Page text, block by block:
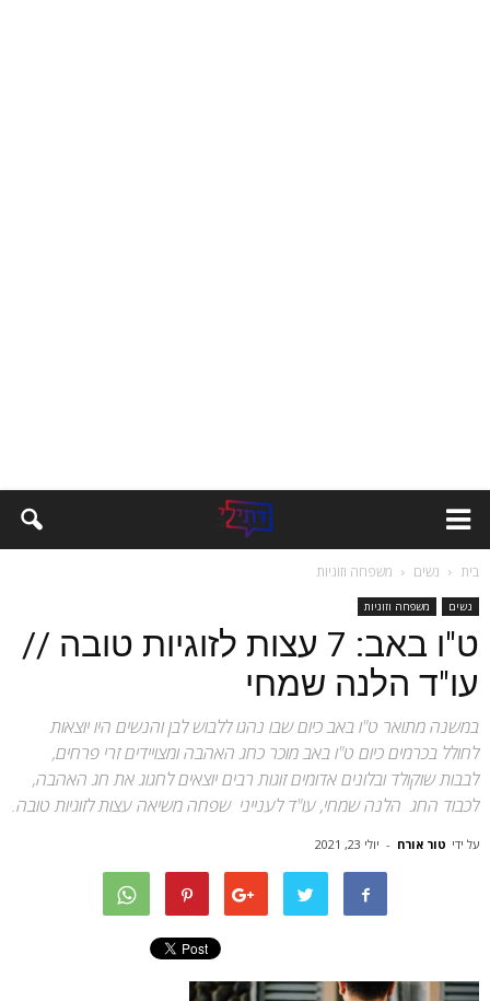
בית נשים משפחה וזוגיות
נשים משפחה וזוגיות
ט"ו באב: 7 עצות לזוגיות טובה //
עו"ד הלנה שמחי
במשנה מתואר ט"ו באב כיום שבו נהגו ללבוש לבן והנשים היו יוצאות
לחולל בכרמים כיום ט"ו באב מוכר כחג האהבה ומצויידים זרי פרחים,
לבבות שוקולד ובלונים אדומים זוגות רבים יוצאים לחגוג את חג האהבה,
לכבוד החג הלנה שמחי, עו"ד לענייני שפחה משיאה עצות לזוגיות טובה.
על ידי טור אורח - יולי 23, 2021